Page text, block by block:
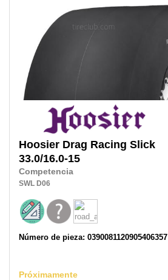
Hoosier Drag Racing Slick
33.0/16.0-15
Competencia
SWL D06
Número de pieza: 0390081120905406357
Próximamente